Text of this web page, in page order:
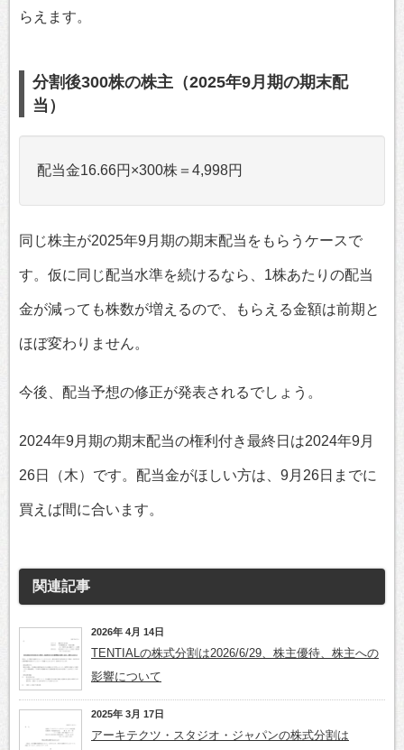
らえます。
分割後300株の株主（2025年9月期の期末配
当）
配当金16.66円×300株＝4,998円
同じ株主が2025年9月期の期末配当をもらうケースで
す。仮に同じ配当水準を続けるなら、1株あたりの配当
金が減っても株数が増えるので、もらえる金額は前期と
ほぼ変わりません。
今後、配当予想の修正が発表されるでしょう。
2024年9月期の期末配当の権利付き最終日は2024年9月
26日（木）です。配当金がほしい方は、9月26日までに
買えば間に合います。
関連記事
2026年 4月 14日
TENTIALの株式分割は2026/6/29、株主優待、株主への
影響について
2025年 3月 17日
アーキテクツ・スタジオ・ジャパンの株式分割は